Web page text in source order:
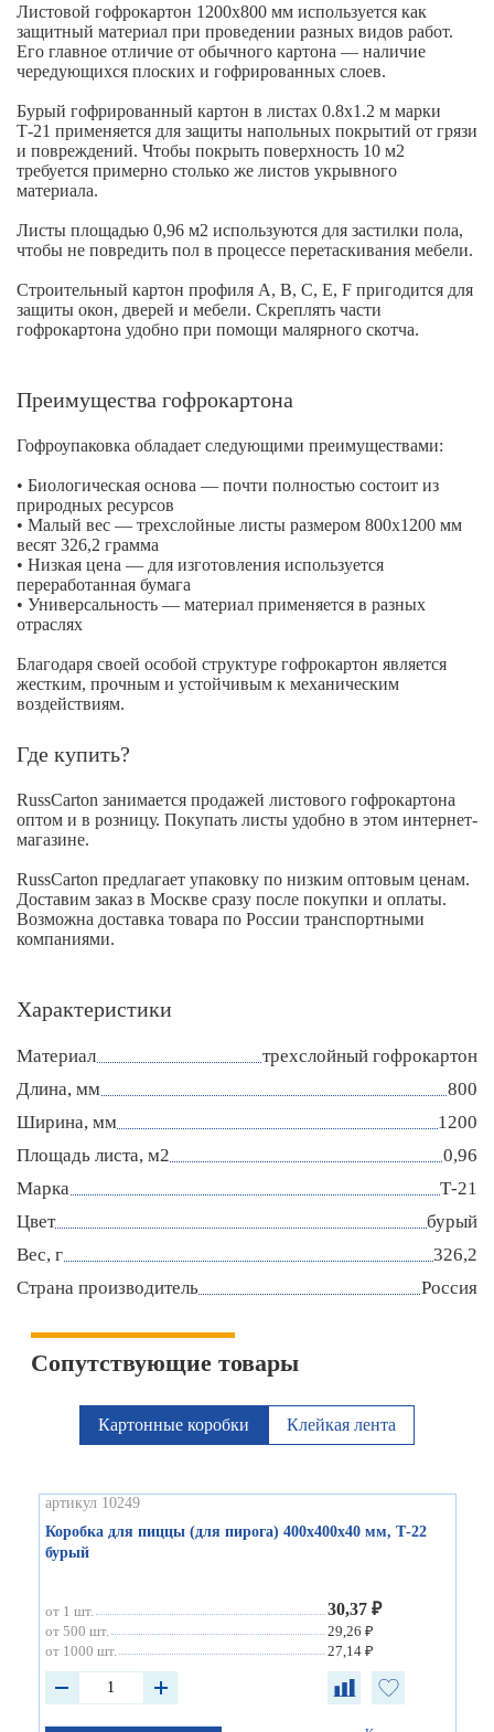
Листовой гофрокартон 1200х800 мм используется как
защитный материал при проведении разных видов работ.
Его главное отличие от обычного картона — наличие
чередующихся плоских и гофрированных слоев.
Бурый гофрированный картон в листах 0.8х1.2 м марки
Т-21 применяется для защиты напольных покрытий от грязи
и повреждений. Чтобы покрыть поверхность 10 м2
требуется примерно столько же листов укрывного
материала.
Листы площадью 0,96 м2 используются для застилки пола,
чтобы не повредить пол в процессе перетаскивания мебели.
Строительный картон профиля A, B, C, E, F пригодится для
защиты окон, дверей и мебели. Скреплять части
гофрокартона удобно при помощи малярного скотча.
Преимущества гофрокартона
Гофроупаковка обладает следующими преимуществами:
• Биологическая основа — почти полностью состоит из
природных ресурсов
• Малый вес — трехслойные листы размером 800х1200 мм
весят 326,2 грамма
• Низкая цена — для изготовления используется
переработанная бумага
• Универсальность — материал применяется в разных
отраслях
Благодаря своей особой структуре гофрокартон является
жестким, прочным и устойчивым к механическим
воздействиям.
Где купить?
RussCarton занимается продажей листового гофрокартона
оптом и в розницу. Покупать листы удобно в этом интернет-
магазине.
RussCarton предлагает упаковку по низким оптовым ценам.
Доставим заказ в Москве сразу после покупки и оплаты.
Возможна доставка товара по России транспортными
компаниями.
Характеристики
Материал
трехслойный гофрокартон
Длина, мм
800
Ширина, мм
1200
Площадь листа, м2
0,96
Марка
Т-21
Цвет
бурый
Вес, г
326,2
Страна производитель
Россия
Сопутствующие товары
Картонные коробки Клейкая лента
артикул 10249
Коробка для пиццы (для пирога) 400х400х40 мм, Т-22
бурый
от 1 шт. 30,37 ₽
от 500 шт.
29,26 ₽
от 1000 шт.
27,14 ₽